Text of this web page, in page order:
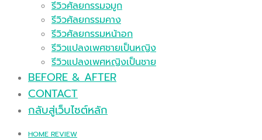
รีวิวศัลยกรรมจมูก
รีวิวศัลยกรรมคาง
รีวิวศัลยกรรมหน้าอก
รีวิวแปลงเพศชายเป็นหญิง
รีวิวแปลงเพศหญิงเป็นชาย
BEFORE & AFTER
CONTACT
กลับสู่เว็บไซต์หลัก
HOME REVIEW